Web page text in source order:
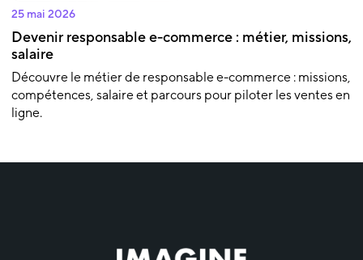
25 mai 2026
Devenir responsable e-commerce : métier, missions,
salaire
Découvre le métier de responsable e-commerce : missions,
compétences, salaire et parcours pour piloter les ventes en
ligne.